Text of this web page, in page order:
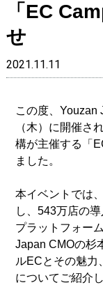
「EC
せ
2021.11.11
この度、Youzan
（木）に開催さ
構が主催する「
ました。
本イベントでは
し、543万店の
プラットフォー
Japan CMOの杉
ルECとその魅力
についてご紹介し